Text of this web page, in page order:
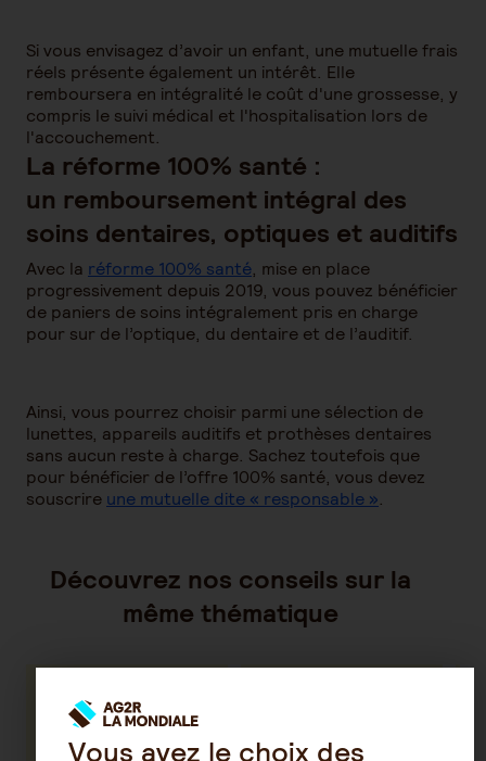
Si vous envisagez d’avoir un enfant, une mutuelle frais
réels présente également un intérêt. Elle
remboursera en intégralité le coût d'une grossesse, y
compris le suivi médical et l'hospitalisation lors de
l'accouchement.
La réforme 100% santé :
un remboursement intégral des
soins dentaires, optiques et auditifs
Avec la réforme 100% santé, mise en place
progressivement depuis 2019, vous pouvez bénéficier
de paniers de soins intégralement pris en charge
pour sur de l’optique, du dentaire et de l’auditif.
Ainsi, vous pourrez choisir parmi une sélection de
lunettes, appareils auditifs et prothèses dentaires
sans aucun reste à charge. Sachez toutefois que
pour bénéficier de l’offre 100% santé, vous devez
souscrire une mutuelle dite « responsable ».
Découvrez nos conseils sur la
même thématique
Tout ce qu'il
faut savoir
que le 100%
Vous avez le choix des